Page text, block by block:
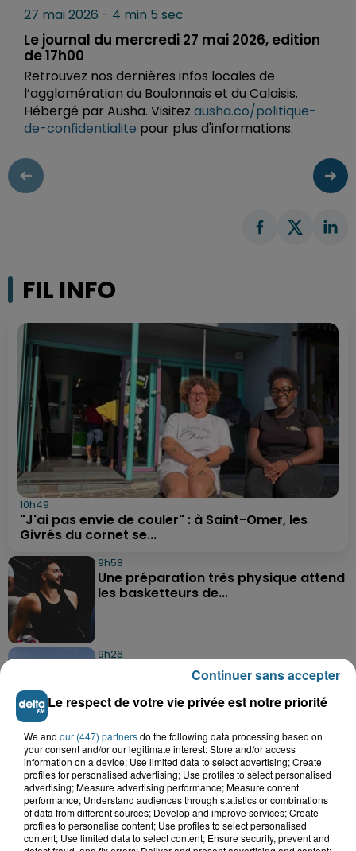
27 mai 2026 - 4 min 5 sec
Le journal du mercredi 27 mai 2026, edition
de 17h00
Retrouvez nos dernières infos locales de
l’agglomération du Boulonnais et du Calaisis.
Hébergé par Ausha. Visitez ausha.co/politique-
de-confidentialite pour plus d'informations.
FIL INFO
10h49
"J'ai pas envie de couler" : à Saint-Omer, les
Givrés du cornet se...
9h58
Une préparation très physique attend
les basketteurs de...
9h26
Des super-héros dans le ciel de
Grand-Fort-Philippe
8h29
Un chien sauvé d'une mort certaine
dans une voiture à...
8h00
Le respect de votre vie privée est notre priorité
We and our (447) partnersdo the following data processing based on
your consent and/or our legitimate interest: Store and/or access
information on a device; Use limited data to select advertising; Create
profiles for personalised advertising; Use profiles to select personalised
advertising; Measure advertising performance; Measure content
performance; Understand audiences through statistics or combinations
of data from different sources; Develop and improve services; Create
profiles to personalise content; Use profiles to select personalised
content; Use limited data to select content; Ensure security, prevent and
Continuer sans accepter